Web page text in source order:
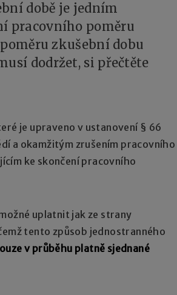
době je jedním
pracovního poměru
zkušební dobu
dodržet, si přečtěte
je upraveno v ustanovení § 66
a okamžitým zrušením pracovního
ke skončení pracovního
uplatnit jak ze strany
tento způsob jednostranného
v průběhu platně sjednané